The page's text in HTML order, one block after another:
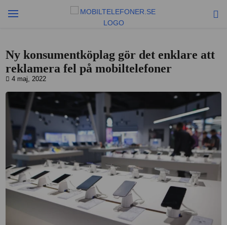
Ny konsumentköplag gör det enklare att
reklamera fel på mobiltelefoner
4 maj, 2022